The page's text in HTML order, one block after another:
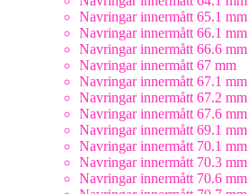
Navringar innermått 65.1 mm
Navringar innermått 66.1 mm
Navringar innermått 66.6 mm
Navringar innermått 67 mm
Navringar innermått 67.1 mm
Navringar innermått 67.2 mm
Navringar innermått 67.6 mm
Navringar innermått 69.1 mm
Navringar innermått 70.1 mm
Navringar innermått 70.3 mm
Navringar innermått 70.6 mm